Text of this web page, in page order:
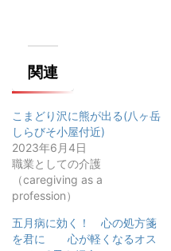
関連
こまどり沢に熊が出る(八ヶ岳
しらびそ小屋付近)
2023年6月4日
職業としての介護
（caregiving as a
profession）
五月病に効く！ 心の処方箋
を君に 心が軽くなるオス